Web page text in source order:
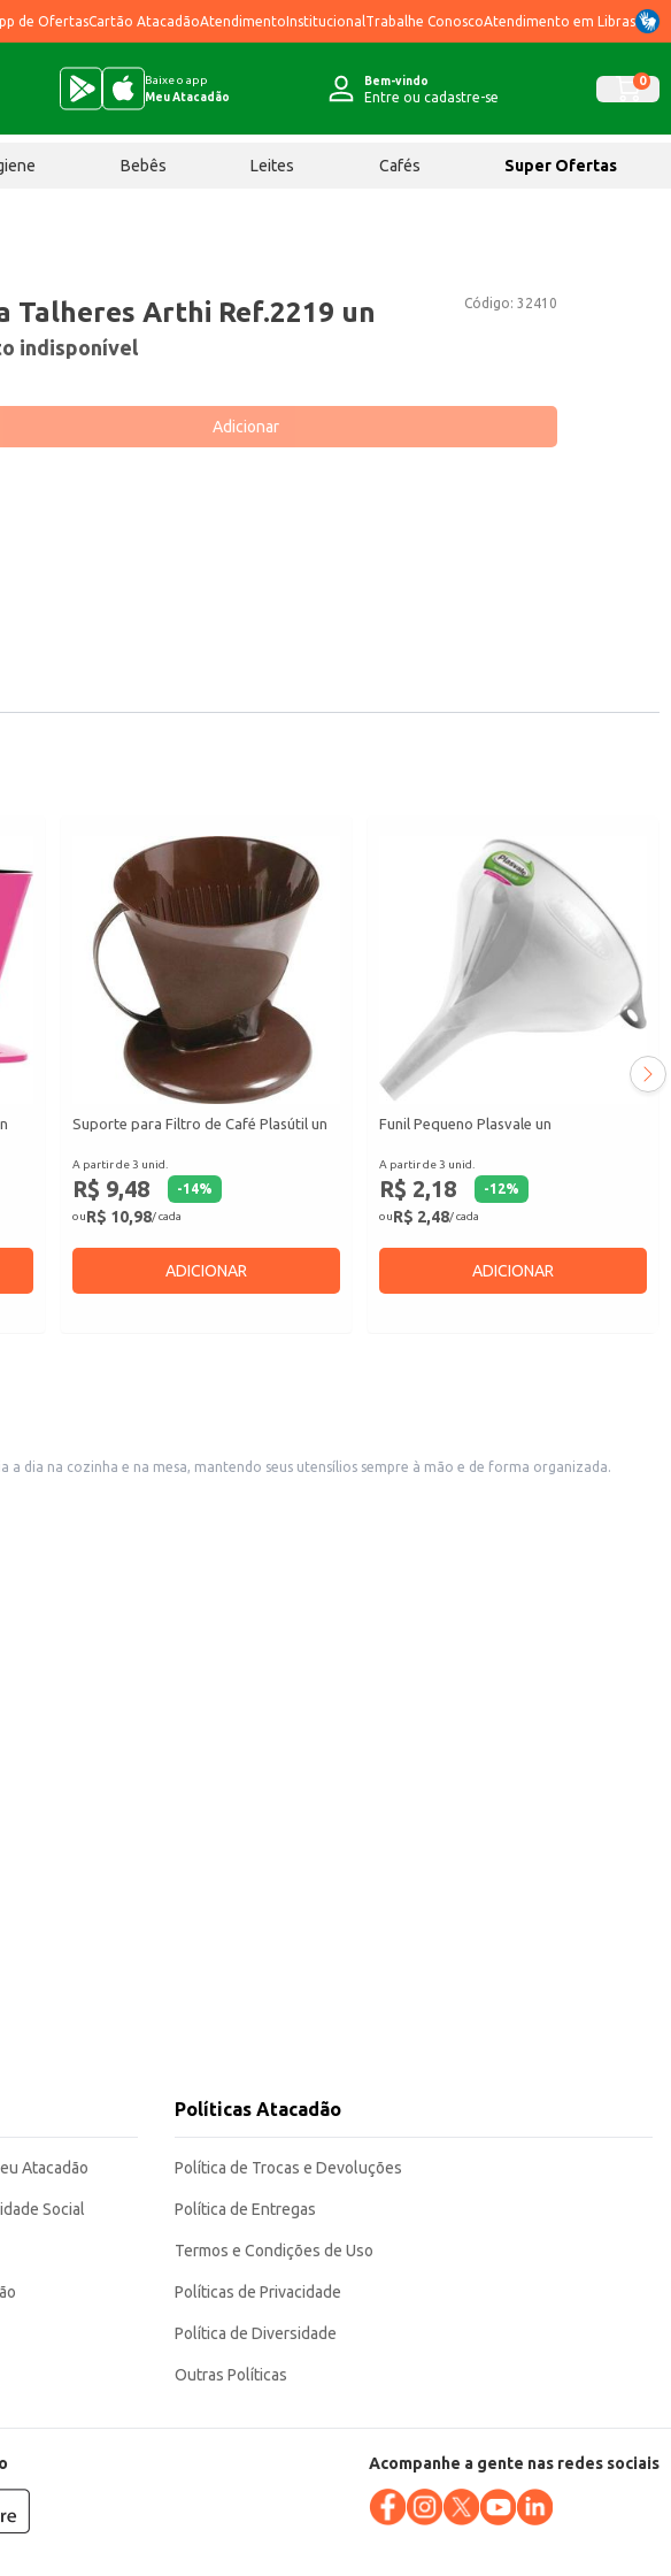
de OfertasCartão AtacadãoAtendimentoInstitucional Trabalhe ConoscoAtendimento em Libras
Baixe o app
Meu Atacadão
Bem-vindo
Entre ou cadastre-se
0
Bebês Leites Cafés Super Ofertas
Código: 32410
Talheres Arthi Ref.2219 un
indisponível
Adicionar
Suporte para Filtro de Café Plasútil un
A partir de 3 unid.
R$ 9,48 -14%
ouR$ 10,98/ cada
ADICIONAR
Funil Pequeno Plasvale un
A partir de 3 unid.
R$ 2,18 -12%
ouR$ 2,48/ cada
ADICIONAR
dia na cozinha e na mesa, mantendo seus utensílios sempre à mão e de forma organizada.
Atacadão
Social
Políticas Atacadão
Política de Trocas e Devoluções
Política de Entregas
Termos e Condições de Uso
Políticas de Privacidade
Política de Diversidade
Outras Políticas
Acompanhe a gente nas redes sociais